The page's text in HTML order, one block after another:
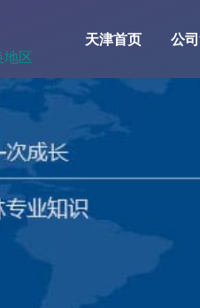
地区
天津首页 公